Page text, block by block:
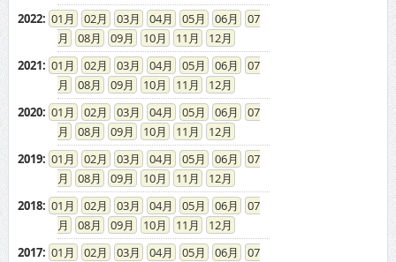
2022: 01 02 03 04 05 06
07
08
09 10 11
12
2021: 01 02 03 04 05 06
07
08
09 10 11
12
2020: 01 02 03 04 05 06
07
08
09 10 11
12
2019: 01 02 03 04 05 06
07
08
09 10 11
12
2018: 01 02 03 04 05 06
07
08
09 10 11
12
2017: 01 02 03 04 05 06
07